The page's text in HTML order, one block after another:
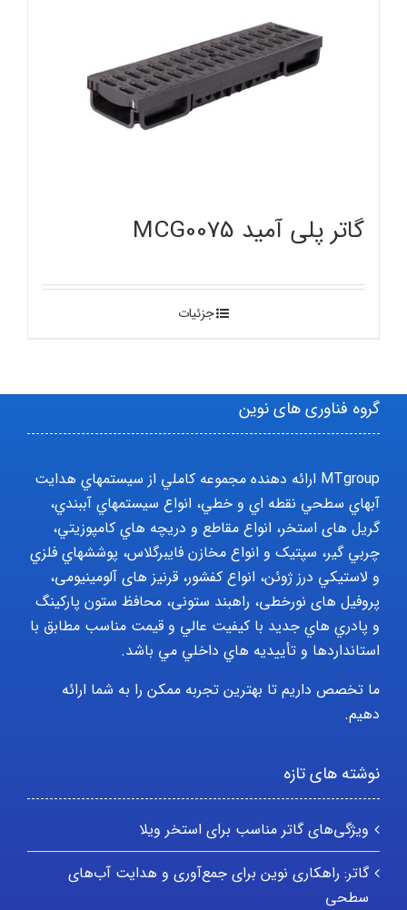
گاتر پلی آمید MCG0075
جزئیات
گروه فناوری های نوین
MTgroup ارائه دهنده مجموعه کاملي از سيستمهاي هدايت
آبهاي سطحي نقطه اي و خطي، انواع سيستمهاي آببندي،
گریل های استخر، انواع مقاطع و دريچه هاي کامپوزيتي،
چربي گير، سپتيک و انواع مخازن فايبرگلاس، پوششهاي فلزي
و لاستيکي درز ژوئن، انواع کفشور، قرنیز های آلومینیومی،
پروفیل های نورخطی، راهبند ستونی، محافظ ستون پارکينگ
و پادري هاي جديد با کيفيت عالي و قيمت مناسب مطابق با
استانداردها و تأييديه هاي داخلي مي باشد.
ما تخصص داریم تا بهترین تجربه ممکن را به شما ارائه
دهیم.
نوشته های تازه
ویژگی‌های گاتر مناسب برای استخر ویلا
گاتر: راهکاری نوین برای جمع‌آوری و هدایت آب‌های
سطحی